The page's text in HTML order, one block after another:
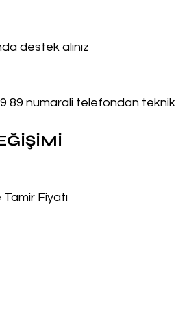
destek alınız
89 numarali telefondan teknik
Fiyatı